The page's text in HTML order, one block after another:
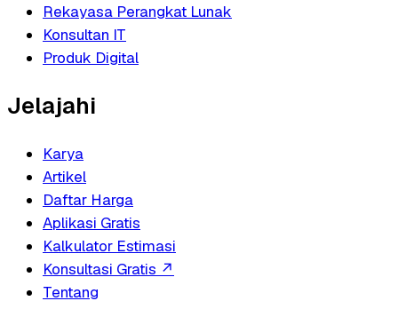
Rekayasa Perangkat Lunak
Konsultan IT
Produk Digital
Jelajahi
Karya
Artikel
Daftar Harga
Aplikasi Gratis
Kalkulator Estimasi
Konsultasi Gratis ↗
Tentang